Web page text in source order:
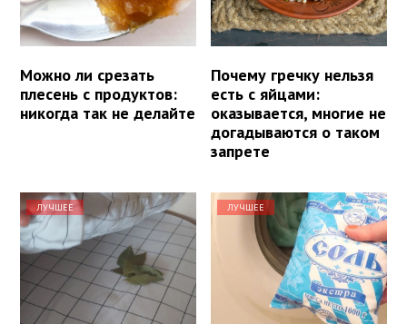
Можно ли срезать
плесень с продуктов:
никогда так не делайте
Почему гречку нельзя
есть с яйцами:
оказывается, многие не
догадываются о таком
запрете
ЛУЧШЕЕ ЛУЧШЕЕ